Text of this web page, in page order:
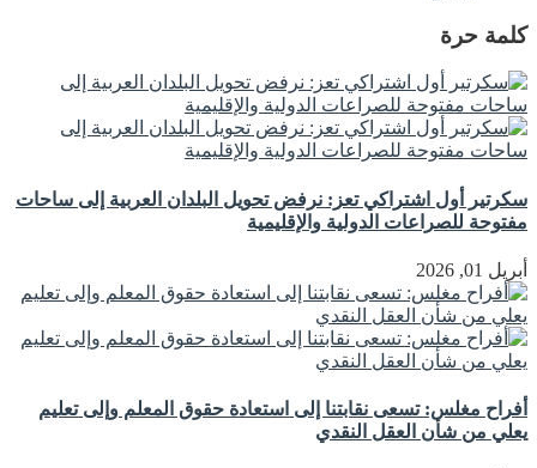
كلمة حرة
سكرتير أول اشتراكي تعز: نرفض تحويل البلدان العربية إلى ساحات
مفتوحة للصراعات الدولية والإقليمية
أبريل 01, 2026
أفراح مغلس: تسعى نقابتنا إلى استعادة حقوق المعلم وإلى تعليم
يعلي من شأن العقل النقدي